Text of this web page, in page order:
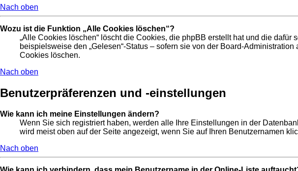
Nach oben
Wozu ist die Funktion „Alle Cookies löschen“?
„Alle Cookies löschen“ löscht die Cookies, die phpBB erstellt hat und die
beispielsweise den „Gelesen“-Status – sofern sie von der Board-
Cookies löschen.
Nach oben
Benutzerpräferenzen und -einstellungen
Wie kann ich meine Einstellungen ändern?
Wenn Sie sich registriert haben, werden alle Ihre Einstellungen in der
wird meist oben auf der Seite angezeigt, wenn Sie auf Ihren Benutzernamen
Nach oben